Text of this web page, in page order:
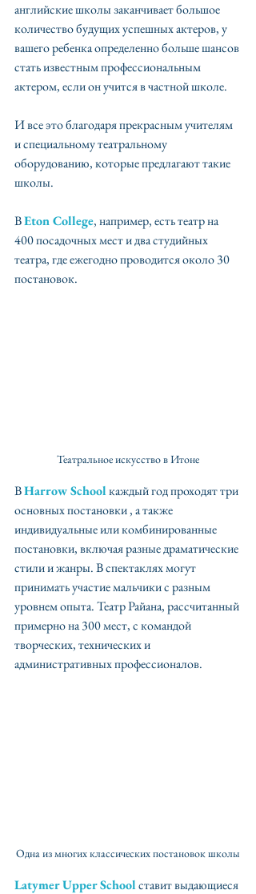
английские школы заканчивает большое
количество будущих успешных актеров, у
вашего ребенка определенно больше шансов
стать известным профессиональным
актером, если он учится в частной школе.
И все это благодаря прекрасным учителям
и специальному театральному
оборудованию, которые предлагают такие
школы. ⠀
В Eton College, например, есть театр на
400 посадочных мест и два студийных
театра, где ежегодно проводится около 30
постановок. ⠀
Театральное искусство в Итоне
В Harrow School каждый год проходят три
основных постановки , а также
индивидуальные или комбинированные
постановки, включая разные драматические
стили и жанры. В спектаклях могут
принимать участие мальчики с разным
уровнем опыта. Театр Райана, рассчитанный
примерно на 300 мест, с командой
творческих, технических и
административных профессионалов. ⠀
Одна из многих классических постановок школы
Latymer Upper School ставит выдающиеся